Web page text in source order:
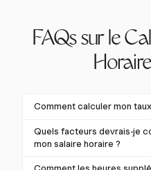
FAQs sur le
Comment calculer mon
Pour calculer votre taux
votre salaire annuel par le
Quels facteurs devrais-je
mon salaire horaire ?
Considérez les